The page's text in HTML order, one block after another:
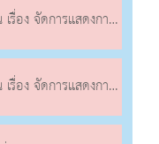
รแสดงนาฏศิลป์สร้างสรรค์เพลงพระราชนิพนธ์
รแสดงนาฏศิลป์สร้างสรรค์เพลงพระราชนิพนธ์